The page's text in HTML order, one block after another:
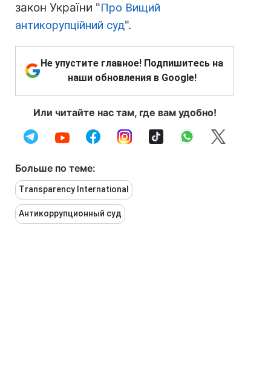
закон України "Про Вищий
антикорупційний суд".
Не упустите главное! Подпишитесь на
наши обновления в Google!
Или читайте нас там, где вам удобно!
Больше по теме:
Transparency International
Антикоррупционный суд